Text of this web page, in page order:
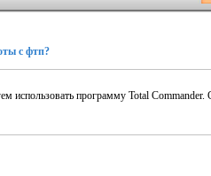
с фтп?
использовать программу Total Commander.